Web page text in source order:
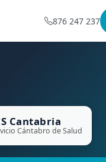
876 247 237
Cantabria
Cántabro de Salud